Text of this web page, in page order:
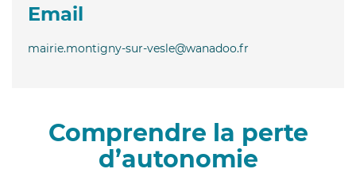
Email
mairie.montigny-sur-vesle@wanadoo.fr
Comprendre la perte
d’autonomie